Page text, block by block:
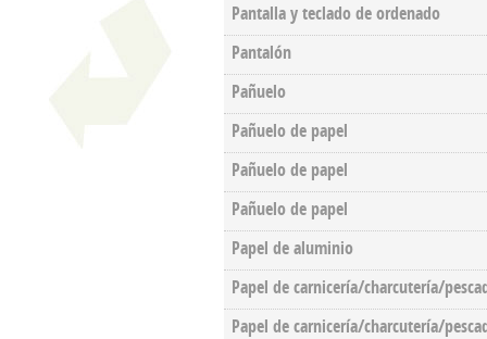
Pantalla y teclado de ordenado
Pantalón
Pañuelo
Pañuelo de papel
Pañuelo de papel
Pañuelo de papel
Papel de aluminio
Papel de carnicería/charcutería/
Papel de carnicería/charcutería/